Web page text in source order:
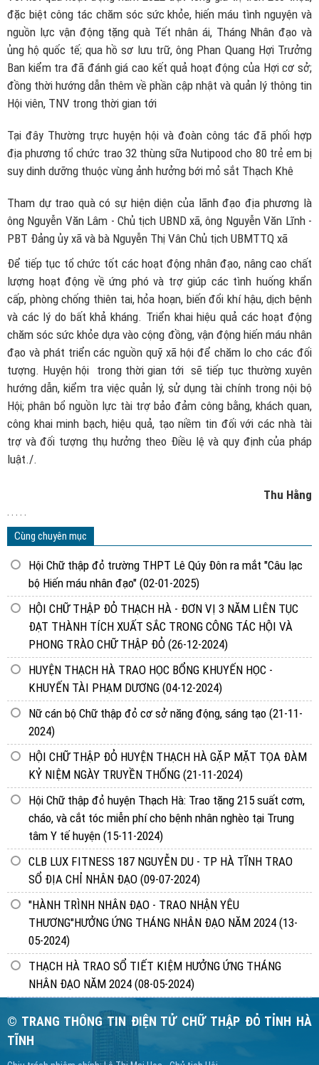
đặc biệt công tác chăm sóc sức khỏe, hiến máu tình nguyện và
nguồn lực vận động tặng quà Tết nhân ái, Tháng Nhân đạo và
ủng hộ quốc tế; qua hồ sơ lưu trữ, ông Phan Quang Hợi Trưởng
Ban kiểm tra đã đánh giá cao kết quả hoạt động của Hợi cơ sở;
đồng thời hướng dẫn thêm về phần cập nhật và quản lý thông tin
Hội viên, TNV trong thời gian tới
Tại đây Thường trực huyện hội và đoàn công tác đã phối hợp
địa phương tổ chức trao 32 thùng sữa Nutipood cho 80 trẻ em bị
suy dinh dưỡng thuộc vùng ảnh hưởng bới mỏ sắt Thạch Khê
Tham dự trao quà có sự hiện diện của lãnh đạo địa phương là
ông Nguyễn Văn Lâm - Chủ tịch UBND xã, ông Nguyễn Văn Lĩnh -
PBT Đảng ủy xã và bà Nguyễn Thị Vân Chủ tịch UBMTTQ xã
Để tiếp tục tổ chức tốt các hoạt động nhân đạo, nâng cao chất
lượng hoạt động về ứng phó và trợ giúp các tình huống khẩn
cấp, phòng chống thiên tai, hỏa hoạn, biến đổi khí hậu, dịch bệnh
và các lý do bất khả kháng. Triển khai hiệu quả các hoạt động
chăm sóc sức khỏe dựa vào cộng đồng, vận động hiến máu nhân
đạo và phát triển các nguồn quỹ xã hội để chăm lo cho các đối
tượng. Huyện hội trong thời gian tới sẽ tiếp tục thường xuyên
hướng dẫn, kiểm tra việc quản lý, sử dụng tài chính trong nội bộ
Hội; phân bổ nguồn lực tài trợ bảo đảm công bằng, khách quan,
công khai minh bạch, hiệu quả, tạo niềm tin đối với các nhà tài
trợ và đối tượng thụ hưởng theo Điều lệ và quy định của pháp
luật./.
Thu Hằng
. . . . .
Cùng chuyên mục
Hội Chữ thập đỏ trường THPT Lê Qúy Đôn ra mắt "Câu lạc
bộ Hiến máu nhân đạo" (02-01-2025)
HỘI CHỮ THẬP ĐỎ THẠCH HÀ - ĐƠN VỊ 3 NĂM LIÊN TỤC
ĐẠT THÀNH TÍCH XUẤT SẮC TRONG CÔNG TÁC HỘI VÀ
PHONG TRÀO CHỮ THẬP ĐỎ (26-12-2024)
HUYỆN THẠCH HÀ TRAO HỌC BỔNG KHUYẾN HỌC -
KHUYẾN TÀI PHẠM DƯƠNG (04-12-2024)
Nữ cán bộ Chữ thập đỏ cơ sở năng động, sáng tạo (21-11-
2024)
HỘI CHỮ THẬP ĐỎ HUYỆN THẠCH HÀ GẶP MẶT TỌA ĐÀM
KỶ NIỆM NGÀY TRUYỀN THỐNG (21-11-2024)
Hội Chữ thập đỏ huyện Thạch Hà: Trao tặng 215 suất cơm,
cháo, và cắt tóc miễn phí cho bệnh nhân nghèo tại Trung
tâm Y tế huyện (15-11-2024)
CLB LUX FITNESS 187 NGUYỄN DU - TP HÀ TĨNH TRAO
SỔ ĐỊA CHỈ NHÂN ĐẠO (09-07-2024)
"HÀNH TRÌNH NHÂN ĐẠO - TRAO NHẬN YÊU
THƯƠNG"HƯỞNG ỨNG THÁNG NHÂN ĐẠO NĂM 2024 (13-
05-2024)
THẠCH HÀ TRAO SỔ TIẾT KIỆM HƯỞNG ỨNG THÁNG
NHÂN ĐẠO NĂM 2024 (08-05-2024)
© TRANG THÔNG TIN ĐIỆN TỬ CHỮ THẬP ĐỎ TỈNH HÀ
TĨNH